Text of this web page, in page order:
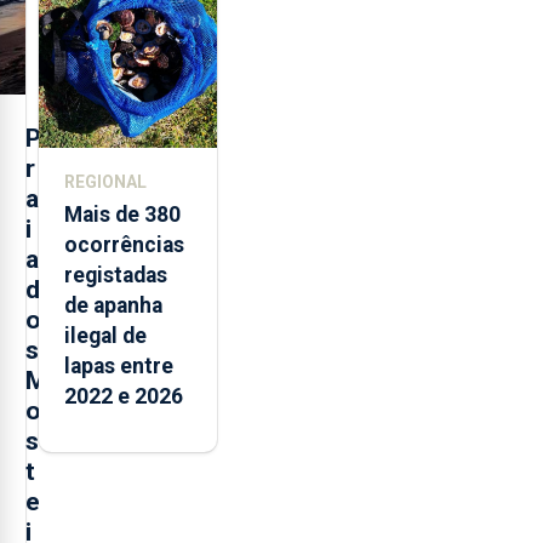
P
r
a
i
a
d
o
s
M
o
s
t
e
i
Açores
REGIONAL
Mais de 380
ocorrências
registadas
de apanha
ilegal de
lapas entre
2022 e 2026